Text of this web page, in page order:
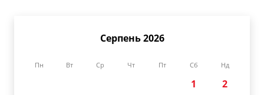
Серпень 2026
Пн Вт Ср Чт Пт Сб Нд
1
2